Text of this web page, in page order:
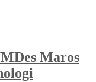
Maros